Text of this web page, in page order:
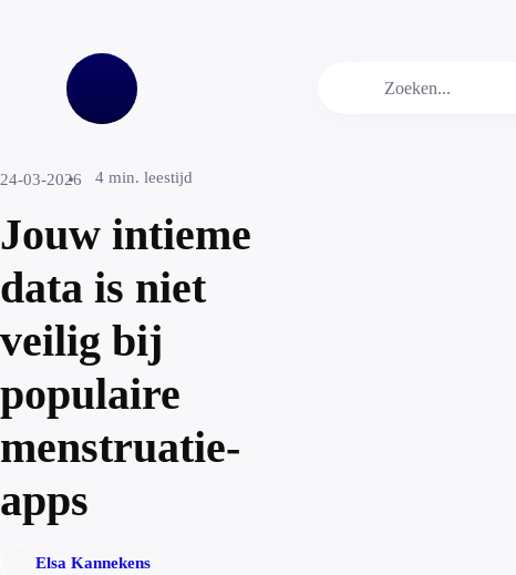
24-03-2026 4 min. leestijd
Jouw intieme
data is niet
veilig bij
populaire
menstruatie-
apps
Elsa Kannekens